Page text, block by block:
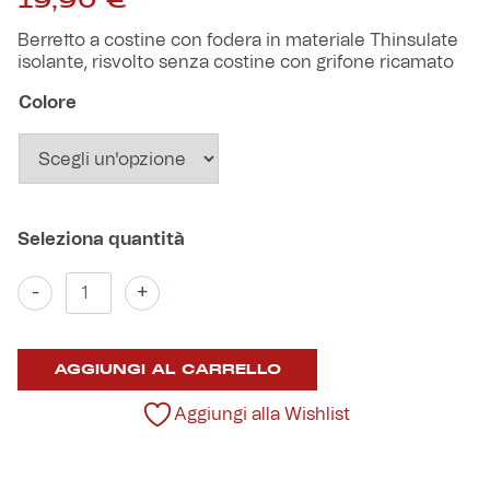
Robe di Kappa x Genoa
Vintage Collection
Red&Blue Voices
Accessori
Party
Berretto a costine con fodera in materiale Thinsulate
isolante, risvolto senza costine con grifone ricamato
Colore
-
Berretto
Grifone
quantità
+
AGGIUNGI AL CARRELLO
Aggiungi alla Wishlist